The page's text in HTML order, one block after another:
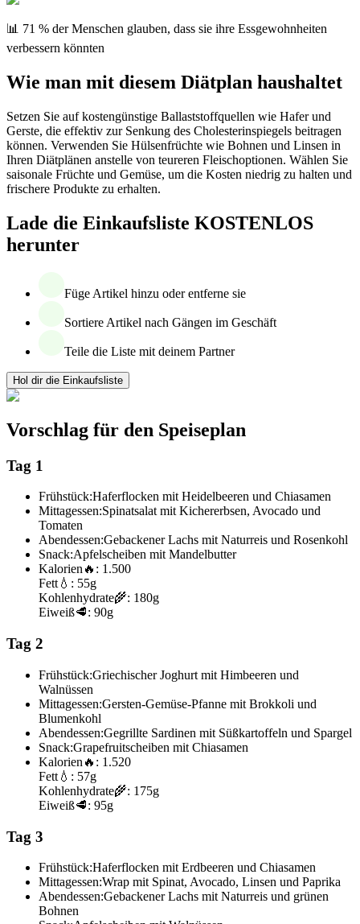
📊 71 % der Menschen glauben, dass sie ihre Essgewohnheiten
verbessern könnten
Wie man mit diesem Diätplan haushaltet
Setzen Sie auf kostengünstige Ballaststoffquellen wie Hafer und
Gerste, die effektiv zur Senkung des Cholesterinspiegels beitragen
können. Verwenden Sie Hülsenfrüchte wie Bohnen und Linsen in
Ihren Diätplänen anstelle von teureren Fleischoptionen. Wählen Sie
saisonale Früchte und Gemüse, um die Kosten niedrig zu halten und
frischere Produkte zu erhalten.
Lade die Einkaufsliste KOSTENLOS
herunter
Füge Artikel hinzu oder entferne sie
Sortiere Artikel nach Gängen im Geschäft
Teile die Liste mit deinem Partner
Hol dir die Einkaufsliste
Vorschlag für den Speiseplan
Tag 1
Frühstück:Haferflocken mit Heidelbeeren und Chiasamen
Mittagessen:Spinatsalat mit Kichererbsen, Avocado und
Tomaten
Abendessen:Gebackener Lachs mit Naturreis und Rosenkohl
Snack:Apfelscheiben mit Mandelbutter
Kalorien 🔥: 1.500
Fett 💧: 55g
Kohlenhydrate🌾: 180g
Eiweiß🥩: 90g
Tag 2
Frühstück:Griechischer Joghurt mit Himbeeren und
Walnüssen
Mittagessen:Gersten-Gemüse-Pfanne mit Brokkoli und
Blumenkohl
Abendessen:Gegrillte Sardinen mit Süßkartoffeln und Spargel
Snack:Grapefruitscheiben mit Chiasamen
Kalorien 🔥: 1.520
Fett 💧: 57g
Kohlenhydrate🌾: 175g
Eiweiß🥩: 95g
Tag 3
Frühstück:Haferflocken mit Erdbeeren und Chiasamen
Mittagessen:Wrap mit Spinat, Avocado, Linsen und Paprika
Abendessen:Gebackener Lachs mit Naturreis und grünen
Bohnen